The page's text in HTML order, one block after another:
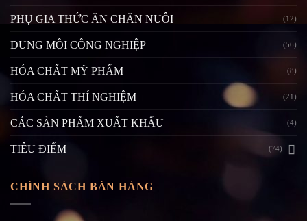
PHỤ GIA THỨC ĂN CHĂN NUÔI (12)
DUNG MÔI CÔNG NGHIỆP (56)
HÓA CHẤT MỸ PHẨM (8)
HÓA CHẤT THÍ NGHIỆM (21)
CÁC SẢN PHẨM XUẤT KHẨU (4)
TIÊU ĐIỂM (74)
CHÍNH SÁCH BÁN HÀNG